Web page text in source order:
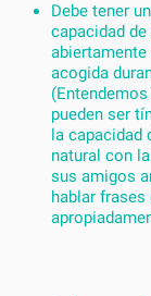
Debe tener
capacidad
acogida
pueden ser
la capacidad
natural con
sus amigos
hablar